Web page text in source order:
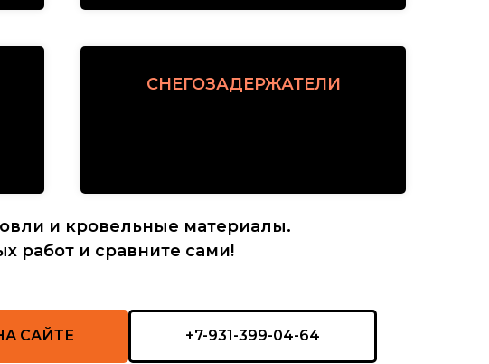
СНЕГОЗАДЕРЖАТЕЛИ
и кровельные материалы.
работ и сравните сами!
САЙТЕ +7-931-399-04-64